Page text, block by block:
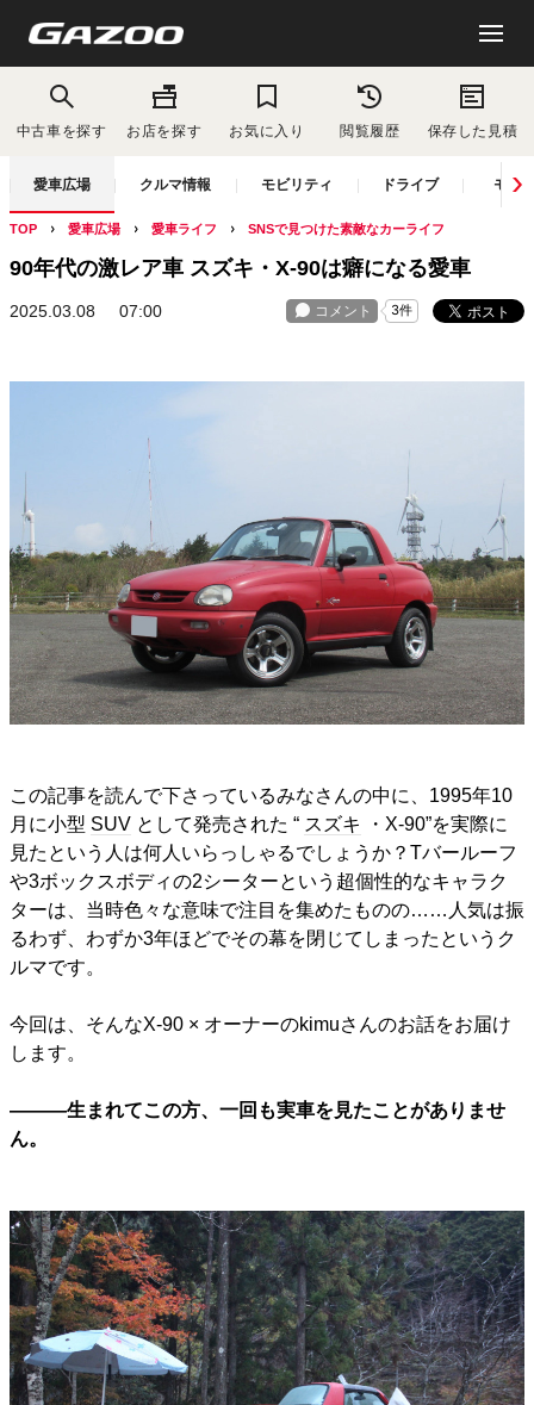
中古車を探す お店を探す お気に入り 閲覧履歴 保存した見積
愛車広場 クルマ情報 モビリティ ドライブ モー
TOP 愛車広場 愛車ライフ SNSで見つけた素敵なカーライフ
90年代の激レア車 スズキ・X-90は癖になる愛車
2025.03.08 07:00
この記事を読んで下さっているみなさんの中に、1995年10
月に小型 SUV として発売された “ スズキ
・X-90”を実際に
見たという人は何人いらっしゃるでしょうか？Tバールーフ
や3ボックスボディの2シーターという超個性的なキャラク
ターは、当時色々な意味で注目を集めたものの……人気は振
るわず、わずか3年ほどでその幕を閉じてしまったというク
ルマです。
今回は、そんなX-90 × オーナーのkimuさんのお話をお届け
します。
―――生まれてこの方、一回も実車を見たことがありませ
ん。